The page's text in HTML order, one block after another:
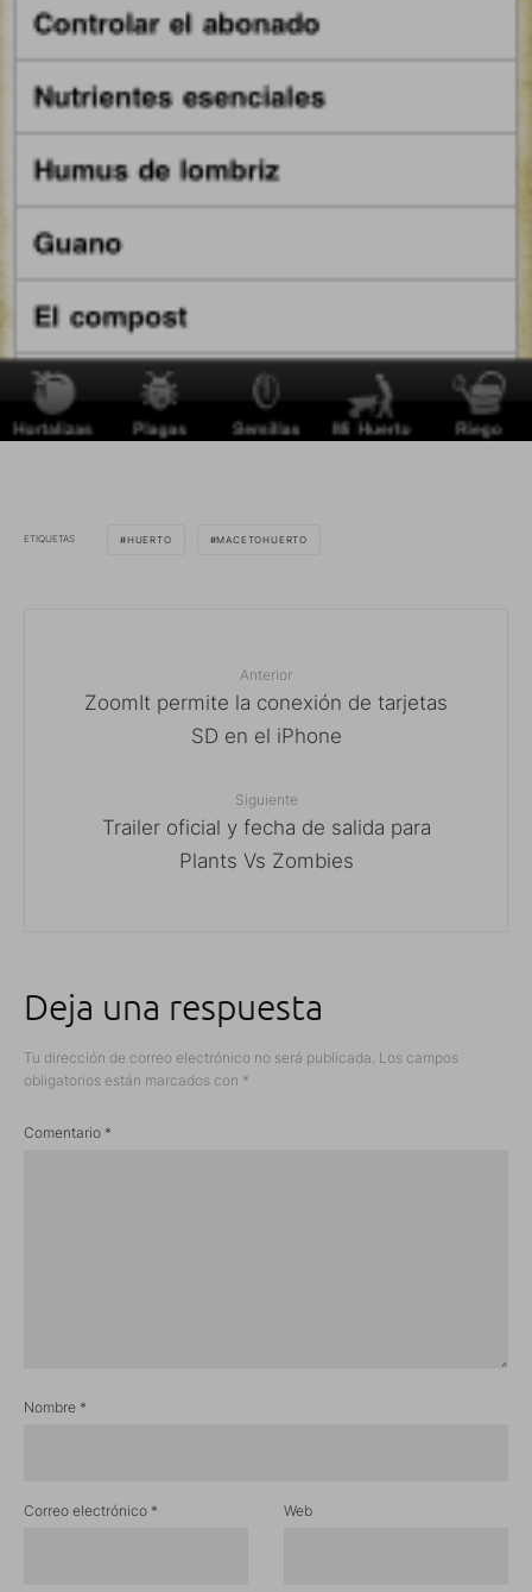
ETIQUETAS HUERTO MACETOHUERTO
Anterior
ZoomIt permite la conexión de tarjetas
SD en el iPhone
Siguiente
Trailer oficial y fecha de salida para
Plants Vs Zombies
Deja una respuesta
Tu dirección de correo electrónico no será publicada. Los campos
obligatorios están marcados con *
Comentario *
Nombre *
Correo electrónico * Web